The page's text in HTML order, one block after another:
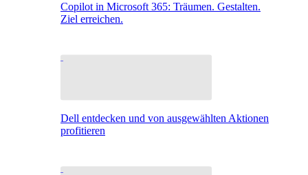
Copilot in Microsoft 365: Träumen. Gestalten.
Ziel erreichen.
Dell entdecken und von ausgewählten Aktionen
profitieren